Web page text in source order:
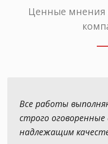
Ценные мнения
Все работы
строго оговоренные
надлежащим